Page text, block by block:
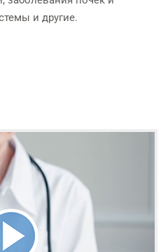
и другие.